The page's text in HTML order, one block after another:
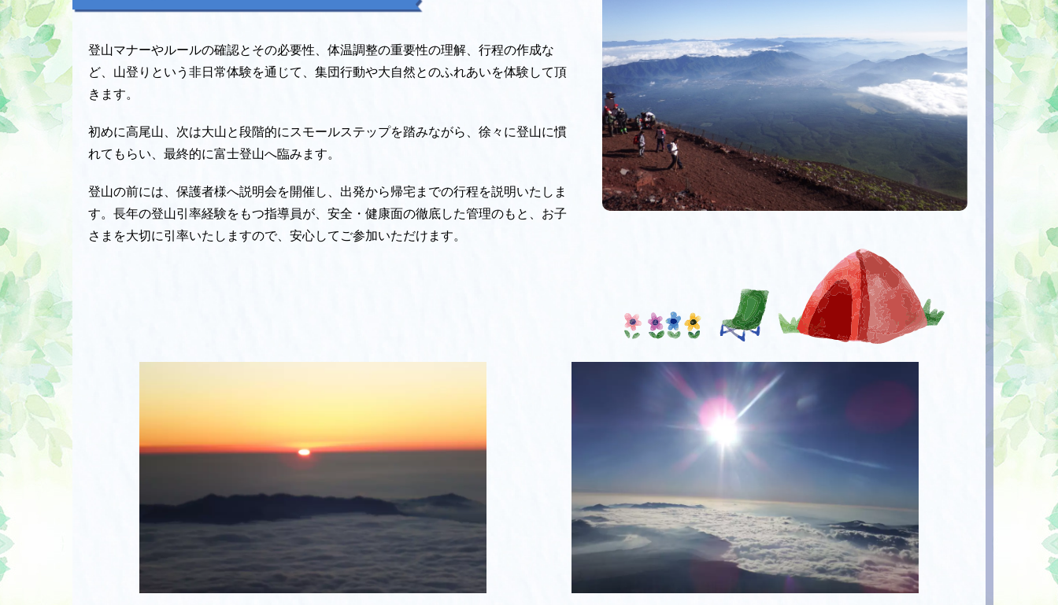
登山マナーやルールの確認とその必要性、体温調整の重要性の理解、行程の作成な
ど、山登りという非日常体験を通じて、集団行動や大自然とのふれあいを体験して頂
きます。
初めに高尾山、次は大山と段階的にスモールステップを踏みながら、徐々に登山に慣
れてもらい、最終的に富士登山へ臨みます。
登山の前には、保護者様へ説明会を開催し、出発から帰宅までの行程を説明いたしま
す。長年の登山引率経験をもつ指導員が、安全・健康面の徹底した管理のもと、お子
さまを大切に引率いたしますので、安心してご参加いただけます。